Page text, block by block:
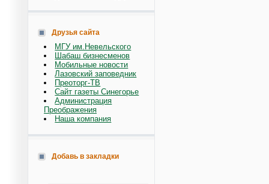
Друзья сайта
МГУ им.Невельского
Шабаш бизнесменов
Мобильные новости
Лазовский заповедник
Преоторг-ТВ
Сайт газеты Синегорье
Администрация
Преображения
Наша компания
Добавь в закладки